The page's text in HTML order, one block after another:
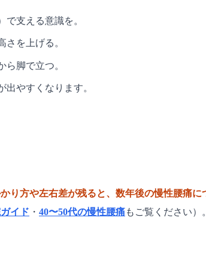
で支える意識を。
を上げる。
ら脚で立つ。
やすくなります。
り方や左右差が残ると、数年後の慢性腰痛に
イド ・ 40〜50代の慢性腰痛もご覧ください）。